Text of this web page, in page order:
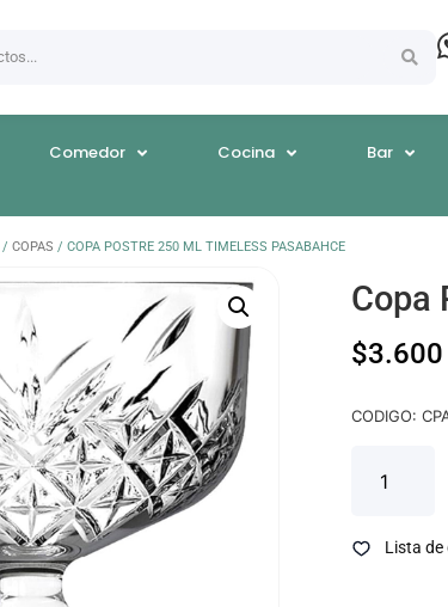
Comedor Cocina Bar
/ COPAS / COPA POSTRE 250 ML TIMELESS PASABAHCE
Copa
$3.600
CODIGO:
Lista de